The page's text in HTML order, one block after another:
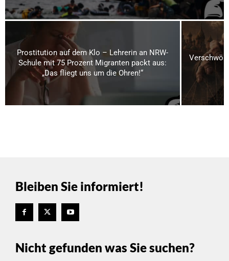
Prostitution auf dem Klo – Lehrerin an NRW-
Schule mit 75 Prozent Migranten packt aus:
„Das fliegt uns um die Ohren!“
Bleiben Sie informiert!
Nicht gefunden was Sie suchen?